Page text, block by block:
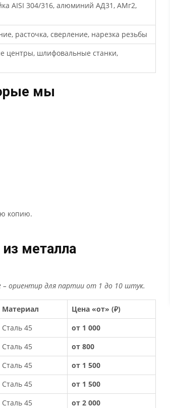
AISI 304/316, алюминий АД31, АМг2,
расточка, сверление, нарезка резьбы
центры, шлифовальные станки,
мы
копию.
металла
ориентир для партии от 1 до 10 штук.
Материал
Цена «от» (₽)
Сталь 45
от 1 000
Сталь 45
от 800
Сталь 45
от 1 500
Сталь 45
от 1 500
Сталь 45
от 2 000